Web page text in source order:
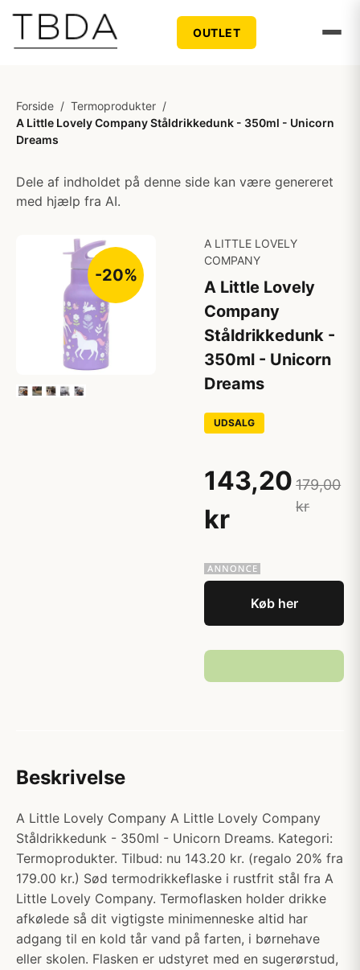
OUTLET
Forside / Termoprodukter /
A Little Lovely Company Ståldrikkedunk - 350ml - Unicorn
Dreams
Dele af indholdet på denne side kan være genereret
med hjælp fra AI.
-20%
A LITTLE LOVELY
COMPANY
A Little Lovely
Company
Ståldrikkedunk -
350ml - Unicorn
Dreams
UDSALG
143,20
kr
179,00
kr
Køb her
Beskrivelse
A Little Lovely Company A Little Lovely Company
Ståldrikkedunk - 350ml - Unicorn Dreams. Kategori:
Termoprodukter. Tilbud: nu 143.20 kr. (regalo 20% fra
179.00 kr.) Sød termodrikkeflaske i rustfrit stål fra A
Little Lovely Company. Termoflasken holder drikke
afkølede så dit vigtigste minimenneske altid har
adgang til en kold tår vand på farten, i børnehave
eller skolen. Flasken er udstyret med en sugerørstud,